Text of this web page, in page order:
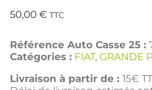
50,00 € TTC
Référence Auto Casse 25 :
Catégories : FIAT, GRANDE
Livraison à partir de : 15€